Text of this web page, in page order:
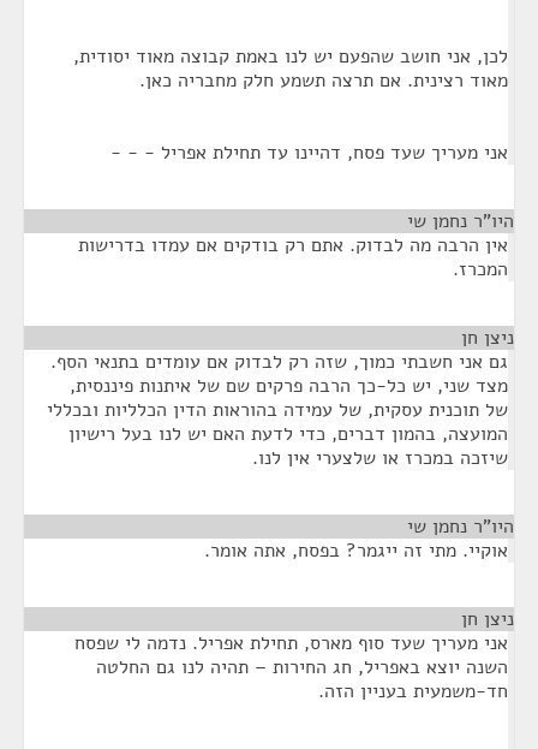
לכן, אני חושב שהפעם יש לנו באמת קבוצה מאוד יסודית,
מאוד רצינית. אם תרצה תשמע חלק מחבריה כאן.
אני מעריך שעד פסח, דהיינו עד תחילת אפריל - - -
היו"ר נחמן שי
אין הרבה מה לבדוק. אתם רק בודקים אם עמדו בדרישות
המכרז.
ניצן חן
גם אני חשבתי כמוך, שזה רק לבדוק אם עומדים בתנאי הסף.
מצד שני, יש כל-כך הרבה פרקים שם של איתנות פיננסית,
של תוכנית עסקית, של עמידה בהוראות הדין הכלליות ובכללי
המועצה, בהמון דברים, כדי לדעת האם יש לנו בעל רישיון
שיזכה במכרז או שלצערי אין לנו.
היו"ר נחמן שי
אוקיי. מתי זה ייגמר? בפסח, אתה אומר.
ניצן חן
אני מעריך שעד סוף מארס, תחילת אפריל. נדמה לי שפסח
השנה יוצא באפריל, חג החירות – תהיה לנו גם החלטה
חד-משמעית בעניין הזה.